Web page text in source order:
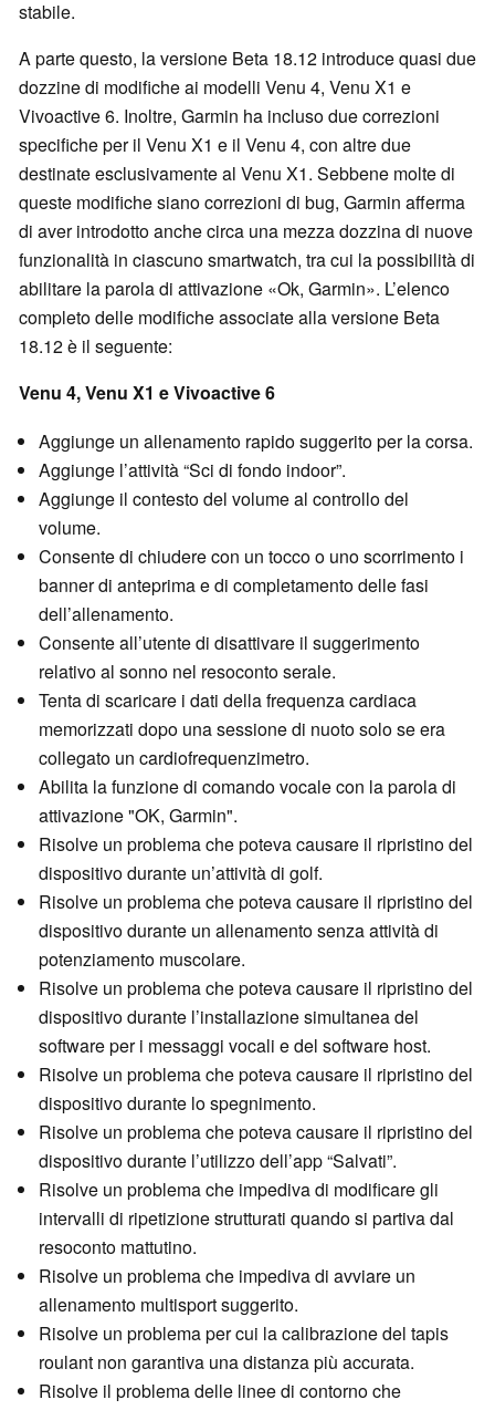
stabile.
A parte questo, la versione Beta 18.12 introduce quasi due
dozzine di modifiche ai modelli Venu 4, Venu X1 e
Vivoactive 6. Inoltre, Garmin ha incluso due correzioni
specifiche per il Venu X1 e il Venu 4, con altre due
destinate esclusivamente al Venu X1. Sebbene molte di
queste modifiche siano correzioni di bug, Garmin afferma
di aver introdotto anche circa una mezza dozzina di nuove
funzionalità in ciascuno smartwatch, tra cui la possibilità di
abilitare la parola di attivazione «Ok, Garmin». L’elenco
completo delle modifiche associate alla versione Beta
18.12 è il seguente:
Venu 4, Venu X1 e Vivoactive 6
Aggiunge un allenamento rapido suggerito per la corsa.
Aggiunge l’attività “Sci di fondo indoor”.
Aggiunge il contesto del volume al controllo del
volume.
Consente di chiudere con un tocco o uno scorrimento i
banner di anteprima e di completamento delle fasi
dell’allenamento.
Consente all’utente di disattivare il suggerimento
relativo al sonno nel resoconto serale.
Tenta di scaricare i dati della frequenza cardiaca
memorizzati dopo una sessione di nuoto solo se era
collegato un cardiofrequenzimetro.
Abilita la funzione di comando vocale con la parola di
attivazione "OK, Garmin".
Risolve un problema che poteva causare il ripristino del
dispositivo durante un’attività di golf.
Risolve un problema che poteva causare il ripristino del
dispositivo durante un allenamento senza attività di
potenziamento muscolare.
Risolve un problema che poteva causare il ripristino del
dispositivo durante l’installazione simultanea del
software per i messaggi vocali e del software host.
Risolve un problema che poteva causare il ripristino del
dispositivo durante lo spegnimento.
Risolve un problema che poteva causare il ripristino del
dispositivo durante l’utilizzo dell’app “Salvati”.
Risolve un problema che impediva di modificare gli
intervalli di ripetizione strutturati quando si partiva dal
resoconto mattutino.
Risolve un problema che impediva di avviare un
allenamento multisport suggerito.
Risolve un problema per cui la calibrazione del tapis
roulant non garantiva una distanza più accurata.
Risolve il problema delle linee di contorno che